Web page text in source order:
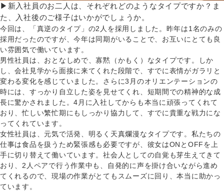
▶新入社員のお二人は、それぞれどのようなタイプですか？ま
た、入社後のご様子はいかがでしょうか。
今回は、「真逆のタイプ」の2人を採用しました。昨年は1名のみの
採用だったのですが、今年は同期がいることで、お互いにとても良
い雰囲気で働いています。
男性社員は、おとなしめで、寡黙（かもく）なタイプです。しか
し、会社見学から面接に来てくれた段階で、すでに表情がガラリと
変わる変化を感じていました。さらに3月のオリエンテーションの
時には、すっかり自立した姿を見せてくれ、短期間での精神的な成
長に驚かされました。4月に入社してからも本当に頑張ってくれて
おり、忙しい繁忙期にもしっかり協力して、すでに貴重な戦力にな
ってくれています。
女性社員は、元気で活発、明るく天真爛漫なタイプです。私たちの
仕事は食品を扱うため緊張感も必要ですが、彼女はONとOFFを上
手に切り替えて働いています。社会人としての自覚も芽生えてきて
おり、2人ペアで行う作業中も、自発的に声を掛け合いながら進め
てくれるので、現場の作業がとてもスムーズに回り、本当に助かっ
ています。